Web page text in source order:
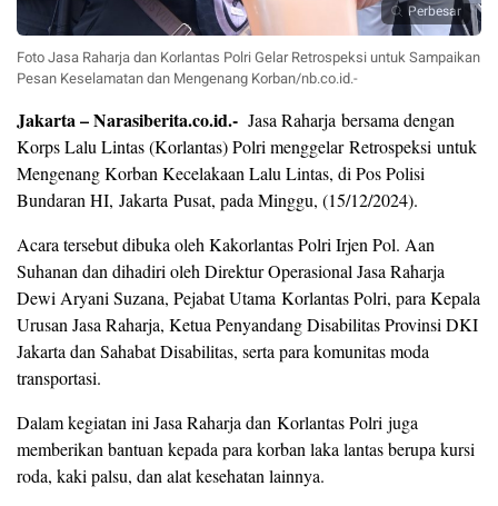
Perbesar
Foto Jasa Raharja dan Korlantas Polri Gelar Retrospeksi untuk Sampaikan
Pesan Keselamatan dan Mengenang Korban/nb.co.id.-
Jakarta – Narasiberita.co.id.- Jasa Raharja bersama dengan
Korps Lalu Lintas (Korlantas) Polri menggelar Retrospeksi untuk
Mengenang Korban Kecelakaan Lalu Lintas, di Pos Polisi
Bundaran HI, Jakarta Pusat, pada Minggu, (15/12/2024).
Acara tersebut dibuka oleh Kakorlantas Polri Irjen Pol. Aan
Suhanan dan dihadiri oleh Direktur Operasional Jasa Raharja
Dewi Aryani Suzana, Pejabat Utama Korlantas Polri, para Kepala
Urusan Jasa Raharja, Ketua Penyandang Disabilitas Provinsi DKI
Jakarta dan Sahabat Disabilitas, serta para komunitas moda
transportasi.
Dalam kegiatan ini Jasa Raharja dan Korlantas Polri juga
memberikan bantuan kepada para korban laka lantas berupa kursi
roda, kaki palsu, dan alat kesehatan lainnya.